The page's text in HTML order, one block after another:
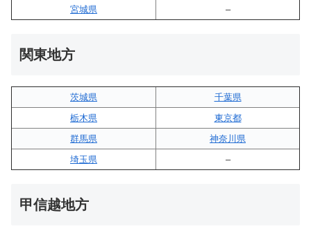
宮城県
–
関東地方
茨城県
千葉県
栃木県
東京都
群馬県
神奈川県
埼玉県
–
甲信越地方